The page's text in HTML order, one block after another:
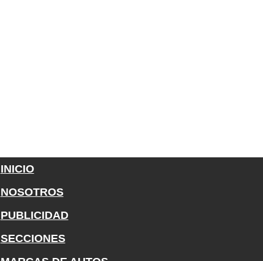
INICIO
NOSOTROS
PUBLICIDAD
SECCIONES